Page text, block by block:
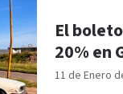
11 de Enero
El
20% en